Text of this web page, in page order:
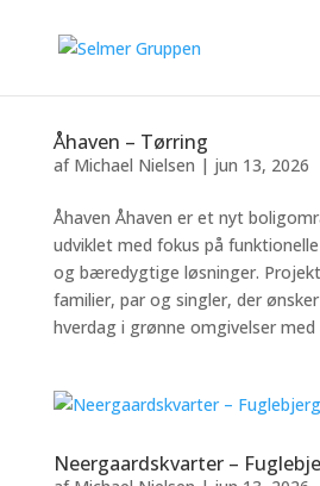
Åhaven – Tørring
af Michael Nielsen | jun 13, 2026
Åhaven Åhaven er et nyt
udviklet med fokus på
og bæredygtige løsninger.
familier, par og singler, der
hverdag i grønne omgivelser
Neergaardskvarter –